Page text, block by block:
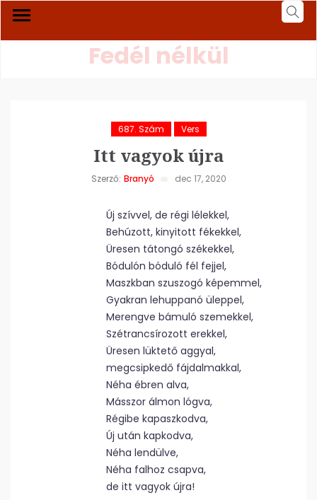
Fedél nélkül
687. Szám Vers
Itt vagyok újra
Szerző: Branyó dec 17, 2020
Új szívvel, de régi lélekkel,
Behúzott, kinyitott fékekkel,
Üresen tátongó székekkel,
Bódulón bóduló fél fejjel,
Maszkban szuszogó képemmel,
Gyakran lehuppanó üleppel,
Merengve bámuló szemekkel,
Szétrancsírozott erekkel,
Üresen lüktető aggyal,
megcsipkedő fájdalmakkal,
Néha ébren alva,
Másszor álmon lógva,
Régibe kapaszkodva,
Új után kapkodva,
Néha lendülve,
Néha falhoz csapva,
de itt vagyok újra!